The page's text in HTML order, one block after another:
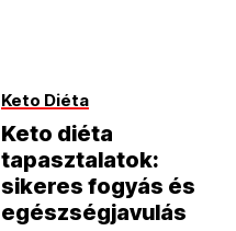
Keto Diéta
Keto diéta
tapasztalatok:
sikeres fogyás és
egészségjavulás